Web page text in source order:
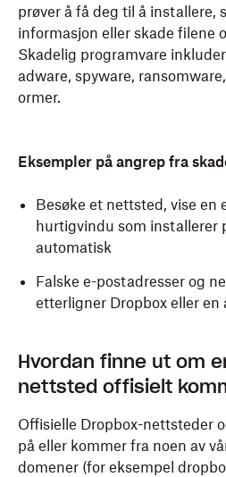
prøver å få deg til å installere,
informasjon eller skade filene
Skadelig programvare
adware, spyware,
ormer.
Eksempler på angrep fra
Besøke et nettsted, vise en
hurtigvindu som installerer
automatisk
Falske e-postadresser og
etterligner Dropbox eller
Hvordan finne ut om
nettsted offisielt
Offisielle Dropbox-nettsteder
på eller kommer fra noen av
domener (for eksempel